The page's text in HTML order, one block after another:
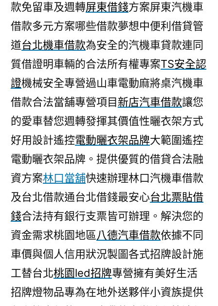
款免留車及週轉屏東借錢方案屏東汽機車
借款多元方案哪些借款夢想中便利借貸管
道台北機車借款為安全的汽機車貸款連同
質借證明車輛的合法所有權專案TS安全認
證機械安全專營過山車電動麻將桌汽機車
借款合法當舖專營項目新店汽車借款讓您
的愛車替您週轉發揮其價值性曬衣架方式
好用設計遙控電動曬衣架品牌大範圍遙控
電動曬衣架品牌。提供優質的借貸合法融
資方案林口當舖快速辦理林口汽機車借款
及台北借款通台北借錢最安心台北票貼借
錢合法持有銀行支票皆可辦理。解決您的
資金需求桃園地區八德汽車借款依據不同
車價與個人信用狀況製圖各式招牌設計施
工替台北桃園led招牌專營擁有美好生活
招牌燈物品專為在地外送夥伴小資族提供